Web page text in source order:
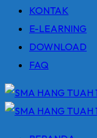
KONTAK
E-LEARNING
DOWNLOAD
FAQ